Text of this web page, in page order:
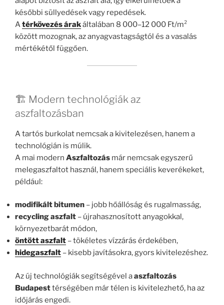
későbbi süllyedések vagy repedések.
Atérkövezés árakáltalában 8 000–12 000 Ft/m²
között mozognak, az anyagvastagságtól és a vasalás
mértékétől függően.
🏗️ Modern technológiák az
aszfaltozásban
A tartós burkolat nemcsak a kivitelezésen, hanem a
technológián is múlik.
A mai modern Aszfaltozás már nemcsak egyszerű
melegaszfaltot használ, hanem speciális keverékeket,
például:
modifikált bitumen – jobb hőállóság és rugalmasság,
recycling aszfalt – újrahasznosított anyagokkal,
környezetbarát módon,
öntött aszfalt – tökéletes vízzárás érdekében,
hidegaszfalt – kisebb javításokra, gyors kivitelezéshez.
Az új technológiák segítségével aaszfaltozás
Budapesttérségében már télen is kivitelezhető, ha az
időjárás engedi.